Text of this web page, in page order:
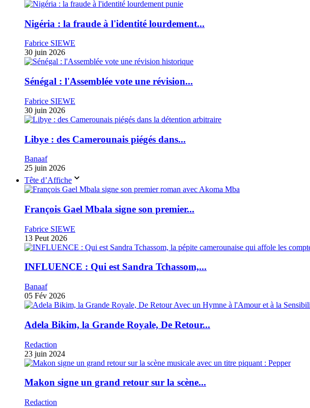
Nigéria : la fraude à l'identité lourdement...
Fabrice SIEWE
30 juin 2026
Sénégal : l'Assemblée vote une révision...
Fabrice SIEWE
30 juin 2026
Libye : des Camerounais piégés dans...
Banaaf
25 juin 2026
Tête d’Affiche
François Gael Mbala signe son premier...
Fabrice SIEWE
13 Peut 2026
INFLUENCE : Qui est Sandra Tchassom,...
Banaaf
05 Fév 2026
Adela Bikim, la Grande Royale, De Retour...
Redaction
23 juin 2024
Makon signe un grand retour sur la scène...
Redaction